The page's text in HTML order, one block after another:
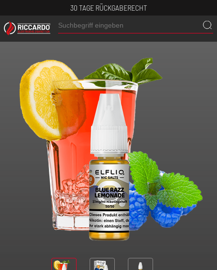
30 TAGE RÜCKGABERECHT